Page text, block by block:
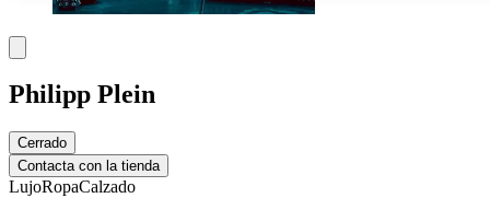
Philipp Plein
Cerrado
Contacta con la tienda
LujoRopaCalzado